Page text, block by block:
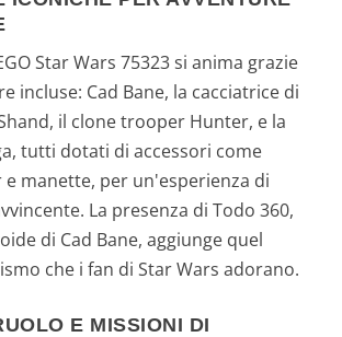
Star Wars 75323 si anima grazie
incluse: Cad Bane, la cacciatrice di
il clone trooper Hunter, e la
tutti dotati di accessori come
manette, per un'esperienza di
La presenza di Todo 360,
di Cad Bane, aggiunge quel
che i fan di Star Wars adorano.
E MISSIONI DI